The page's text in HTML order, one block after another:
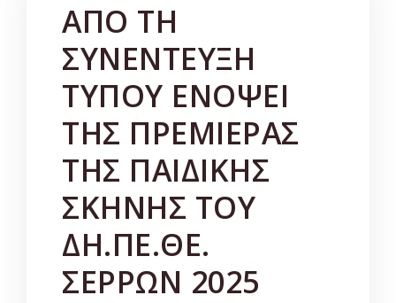
ΑΠΟ ΤΗ
ΣΥΝΕΝΤΕΥΞΗ
ΤΥΠΟΥ ΕΝΟΨΕΙ
ΤΗΣ ΠΡΕΜΙΕΡΑΣ
ΤΗΣ ΠΑΙΔΙΚΗΣ
ΣΚΗΝΗΣ ΤΟΥ
ΔΗ.ΠΕ.ΘΕ.
ΣΕΡΡΩΝ 2025